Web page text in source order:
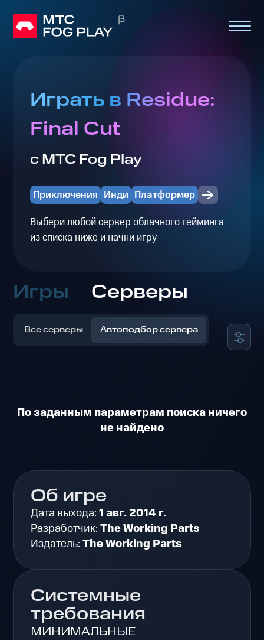
Играть в Residue:
Final Cut
с МТС Fog Play
Приключения Инди Платформер
Выбери любой сервер облачного гейминга
из списка ниже и начни игру
Игры Серверы
Все серверы Автоподбор сервера
По заданным параметрам поиска ничего
не найдено
Об игре
Дата выхода:1 авг. 2014 г.
Разработчик:The Working Parts
Издатель:The Working Parts
Системные
требования
МИНИМАЛЬНЫЕ